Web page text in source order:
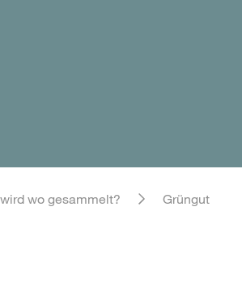
wo gesammelt? Grüngut